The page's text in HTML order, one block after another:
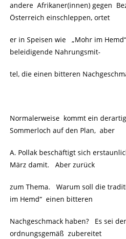
andere Afrikaner(innen) gegen
Österreich einschleppen, ortet
er in Speisen wie „Mohr im
beleidigende Nahrungsmit-
tel, die einen bitteren
Normalerweise kommt ein
Sommerloch auf den Plan, aber
A. Pollak beschäftigt sich
März damit. Aber zurück
zum Thema. Warum soll die
im Hemd“ einen bitteren
Nachgeschmack haben? Es sei
ordnungsgemäß zubereitet